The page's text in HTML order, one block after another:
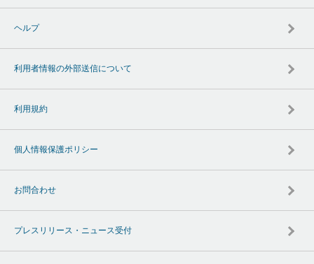
ヘルプ
利用者情報の外部送信について
利用規約
個人情報保護ポリシー
お問合わせ
プレスリリース・ニュース受付